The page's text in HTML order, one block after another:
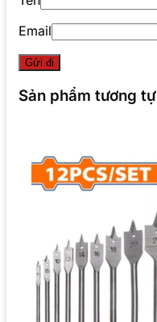
Email
Sản phẩm tương tự